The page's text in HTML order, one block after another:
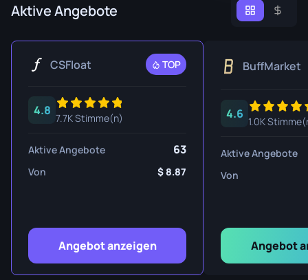
Aktive Angebote
CSFloat TOP
4.8
7.7K Stimme(n)
Aktive Angebote 63
Von 8.87
Angebot anzeigen
BuffMarket
4.6
1.0K
Aktive Angebote
Von
Angebot